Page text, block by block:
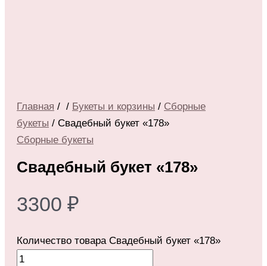
Главная / / Букеты и корзины / Сборные
букеты / Свадебный букет «178»
Сборные букеты
Свадебный букет «178»
3300 ₽
Количество товара Свадебный букет «178»